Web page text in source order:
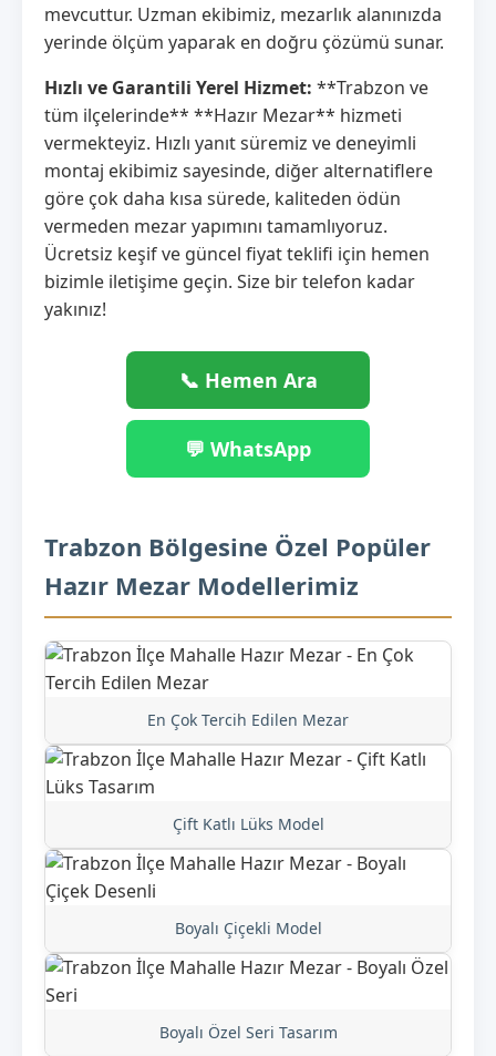
mevcuttur. Uzman ekibimiz, mezarlık alanınızda
yerinde ölçüm yaparak en doğru çözümü sunar.
Hızlı ve Garantili Yerel Hizmet: **Trabzon ve
tüm ilçelerinde** **Hazır Mezar** hizmeti
vermekteyiz. Hızlı yanıt süremiz ve deneyimli
montaj ekibimiz sayesinde, diğer alternatiflere
göre çok daha kısa sürede, kaliteden ödün
vermeden mezar yapımını tamamlıyoruz.
Ücretsiz keşif ve güncel fiyat teklifi için hemen
bizimle iletişime geçin. Size bir telefon kadar
yakınız!
📞 Hemen Ara
💬 WhatsApp
Trabzon Bölgesine Özel Popüler
Hazır Mezar Modellerimiz
En Çok Tercih Edilen Mezar
Çift Katlı Lüks Model
Boyalı Çiçekli Model
Boyalı Özel Seri Tasarım